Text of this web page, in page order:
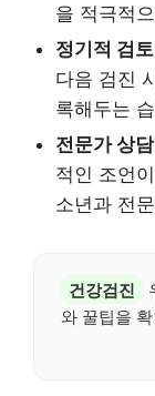
을 적극적
정기적 검
다음 검진
록해두는
전문가 상
적인 조언
소년과 전
건강검진
와 꿀팁을